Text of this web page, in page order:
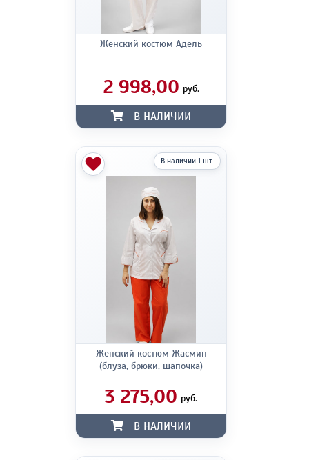
Женский костюм Адель
2 998,00 руб.
В НАЛИЧИИ
В наличии 1 шт.
Женский костюм Жасмин
(блуза, брюки, шапочка)
3 275,00 руб.
В НАЛИЧИИ